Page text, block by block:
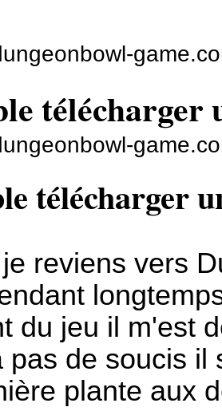
télécharger
télécharger
reviens vers
du jeu il m'est
pas de soucis il
plante aux